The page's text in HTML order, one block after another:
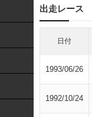
出走レース
日付
1993/06/26
1992/10/24